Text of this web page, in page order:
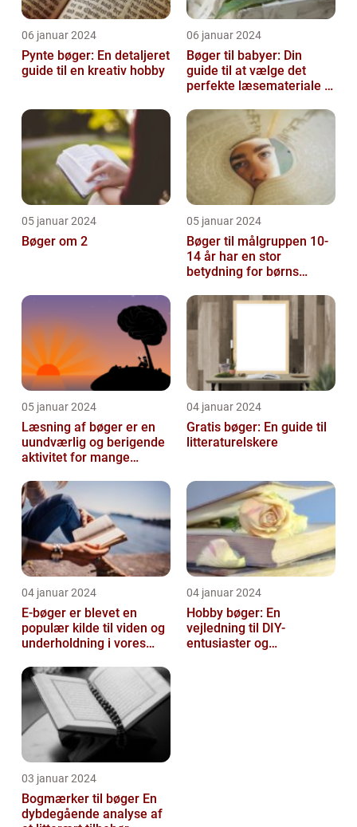
06 januar 2024
Pynte bøger: En detaljeret
guide til en kreativ hobby
06 januar 2024
Bøger til babyer: Din
guide til at vælge det
perfekte læsemateriale til
05 januar 2024
Bøger om 2
05 januar 2024
Bøger til målgruppen 10-
14 år har en stor
betydning for børns
05 januar 2024
Læsning af bøger er en
uundværlig og berigende
aktivitet for mange
04 januar 2024
Gratis bøger: En guide til
litteraturelskere
04 januar 2024
E-bøger er blevet en
populær kilde til viden og
underholdning i vores
04 januar 2024
Hobby bøger: En
vejledning til DIY-
entusiaster og
03 januar 2024
Bogmærker til bøger En
dybdegående analyse af